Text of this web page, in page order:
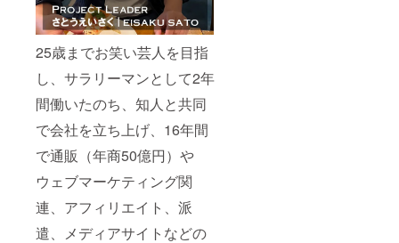
25歳までお笑い芸人を目指
し、サラリーマンとして2年
間働いたのち、知人と共同
で会社を立ち上げ、16年間
で通販（年商50億円）や
ウェブマーケティング関
連、アフィリエイト、派
遣、メディアサイトなどの